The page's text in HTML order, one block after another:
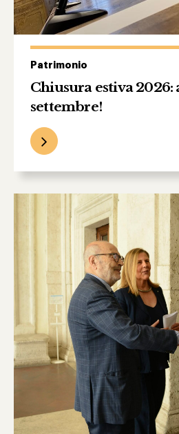
Patrimonio
Chiusura estiva
settembre!